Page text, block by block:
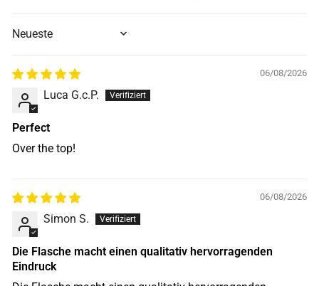
SORT BY
06/08/2026
Luca G.c.P.
Perfect
Over the top!
06/08/2026
Simon S.
Die Flasche macht einen qualitativ hervorragenden
Eindruck